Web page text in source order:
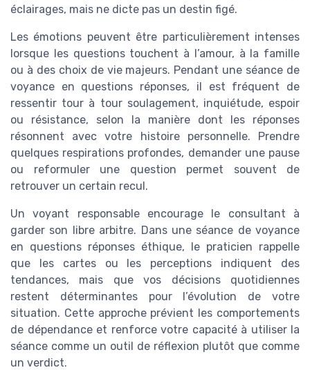
éclairages, mais ne dicte pas un destin figé.
Les émotions peuvent être particulièrement intenses
lorsque les questions touchent à l’amour, à la famille
ou à des choix de vie majeurs. Pendant une séance de
voyance en questions réponses, il est fréquent de
ressentir tour à tour soulagement, inquiétude, espoir
ou résistance, selon la manière dont les réponses
résonnent avec votre histoire personnelle. Prendre
quelques respirations profondes, demander une pause
ou reformuler une question permet souvent de
retrouver un certain recul.
Un voyant responsable encourage le consultant à
garder son libre arbitre. Dans une séance de voyance
en questions réponses éthique, le praticien rappelle
que les cartes ou les perceptions indiquent des
tendances, mais que vos décisions quotidiennes
restent déterminantes pour l’évolution de votre
situation. Cette approche prévient les comportements
de dépendance et renforce votre capacité à utiliser la
séance comme un outil de réflexion plutôt que comme
un verdict.